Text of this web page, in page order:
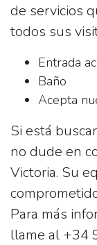
de servicios
todos sus
Entrada
Baño
Acepta
Si está
no dude en
Victoria. Su
Para más
llame al +34